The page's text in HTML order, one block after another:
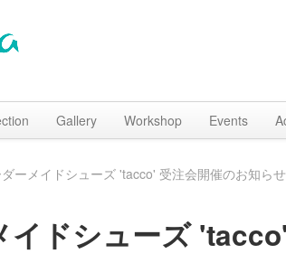
Gallery Workshop Events
ーメイドシューズ 'tacco' 受注会開催のお知らせ
イドシューズ